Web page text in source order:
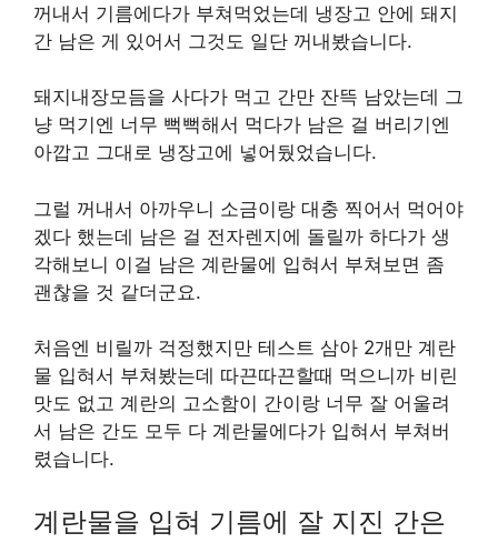
꺼내서 기름에다가 부쳐먹었는데 냉장고 안에 돼지
간 남은 게 있어서 그것도 일단 꺼내봤습니다.
돼지내장모듬을 사다가 먹고 간만 잔뜩 남았는데 그
냥 먹기엔 너무 뻑뻑해서 먹다가 남은 걸 버리기엔
아깝고 그대로 냉장고에 넣어뒀었습니다.
그럴 꺼내서 아까우니 소금이랑 대충 찍어서 먹어야
겠다 했는데 남은 걸 전자렌지에 돌릴까 하다가 생
각해보니 이걸 남은 계란물에 입혀서 부쳐보면 좀
괜찮을 것 같더군요.
처음엔 비릴까 걱정했지만 테스트 삼아 2개만 계란
물 입혀서 부쳐봤는데 따끈따끈할때 먹으니까 비린
맛도 없고 계란의 고소함이 간이랑 너무 잘 어울려
서 남은 간도 모두 다 계란물에다가 입혀서 부쳐버
렸습니다.
계란물을 입혀 기름에 잘 지진 간은